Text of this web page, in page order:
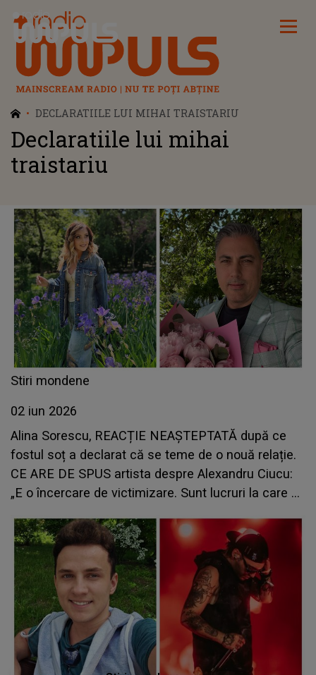
Radio Impuls
DECLARATIILE LUI MIHAI TRAISTARIU
Declaratiile lui mihai
traistariu
Stiri mondene
02 iun 2026
Alina Sorescu, REACȚIE NEAȘTEPTATĂ după ce
fostul soț a declarat că se teme de o nouă relație.
CE ARE DE SPUS artista despre Alexandru Ciucu:
„E o încercare de victimizare. Sunt lucruri la care nu